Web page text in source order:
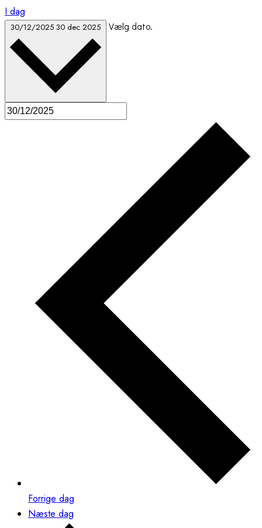
I dag
30/12/2025 30 dec 2025 Vælg dato.
Forrige dag
Næste dag